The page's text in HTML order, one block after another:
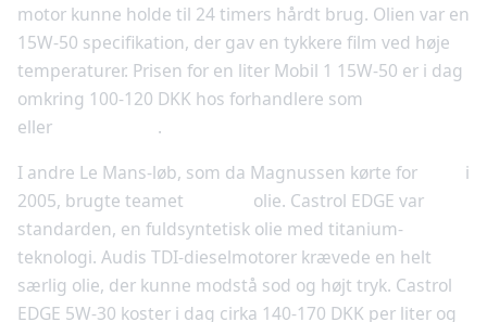
motor kunne holde til 24 timers hårdt brug. Olien var en
15W-50 specifikation, der gav en tykkere film ved høje
temperaturer. Prisen for en liter Mobil 1 15W-50 er i dag
omkring 100-120 DKK hos forhandlere som
eller
.
I andre Le Mans-løb, som da Magnussen kørte for
i
2005, brugte teamet
olie. Castrol EDGE var
standarden, en fuldsyntetisk olie med titanium-
teknologi. Audis TDI-dieselmotorer krævede en helt
særlig olie, der kunne modstå sod og højt tryk. Castrol
EDGE 5W-30 koster i dag cirka 140-170 DKK per liter og